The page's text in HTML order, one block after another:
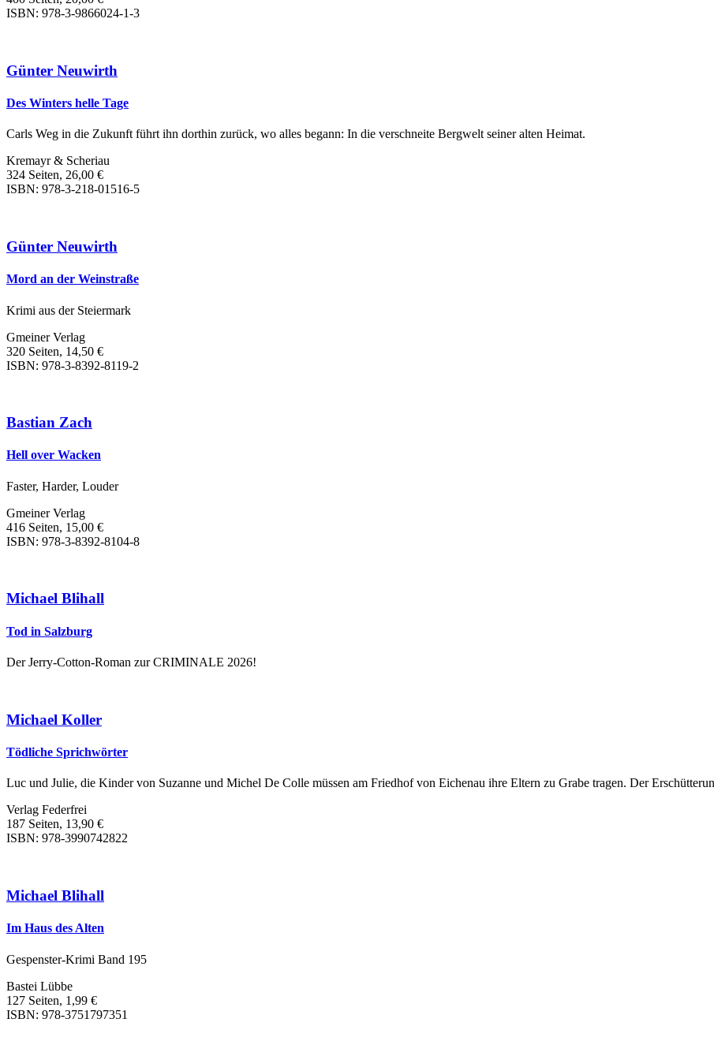
ISBN: 978-3-9866024-1-3
Günter Neuwirth
Des Winters helle Tage
Carls Weg in die Zukunft führt ihn dorthin zurück, wo alles begann: In die verschneite Bergwelt seiner alten Heimat.
Kremayr & Scheriau
324 Seiten, 26,00 €
ISBN: 978-3-218-01516-5
Günter Neuwirth
Mord an der Weinstraße
Krimi aus der Steiermark
Gmeiner Verlag
320 Seiten, 14,50 €
ISBN: 978-3-8392-8119-2
Bastian Zach
Hell over Wacken
Faster, Harder, Louder
Gmeiner Verlag
416 Seiten, 15,00 €
ISBN: 978-3-8392-8104-8
Michael Blihall
Tod in Salzburg
Der Jerry-Cotton-Roman zur CRIMINALE 2026!
Michael Koller
Tödliche Sprichwörter
Luc und Julie, die Kinder von Suzanne und Michel De Colle müssen am Friedhof von Eichenau ihre Eltern zu Grabe tragen. Der
Verlag Federfrei
187 Seiten, 13,90 €
ISBN: 978-3990742822
Michael Blihall
Im Haus des Alten
Gespenster-Krimi Band 195
Bastei Lübbe
127 Seiten, 1,99 €
ISBN: 978-3751797351